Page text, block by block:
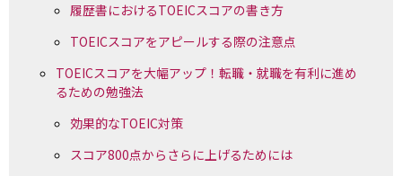
履歴書におけるTOEICスコアの書き方
TOEICスコアをアピールする際の注意点
TOEICスコアを大幅アップ！転職・就職を有利に進め
るための勉強法
効果的なTOEIC対策
スコア800点からさらに上げるためには